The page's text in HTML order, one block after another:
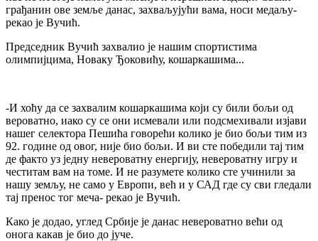
грађанин ове земље данас, захваљујући вама, носи медаљу-
рекао је Вучић.
Председник Вучић захвалио је нашим спортистима
олимпијцима, Новаку Ђоковићу, кошаркашима...
-И хоћу да се захвалим кошаркашима који су били бољи од
вероватно, иако су се они исмевали или подсмехивали изјави
нашег селектора Пешића говорећи колико је био бољи тим из
92. године од овог, није био бољи. И ви сте победили тај тим
де факто уз једну невероватну енергију, невероватну игру и
честитам вам на томе. И не разумете колико сте учинили за
нашу земљу, не само у Европи, већ и у САД где су сви гледали
тај пренос тог меча- рекао је Вучић.
Како је додао, углед Србије је данас невероватно већи од
онога какав је био до јуче.